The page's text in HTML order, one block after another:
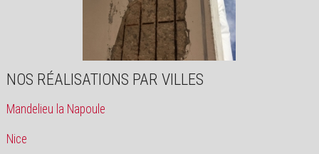
NOS RÉALISATIONS PAR VILLES
Mandelieu la Napoule
Nice